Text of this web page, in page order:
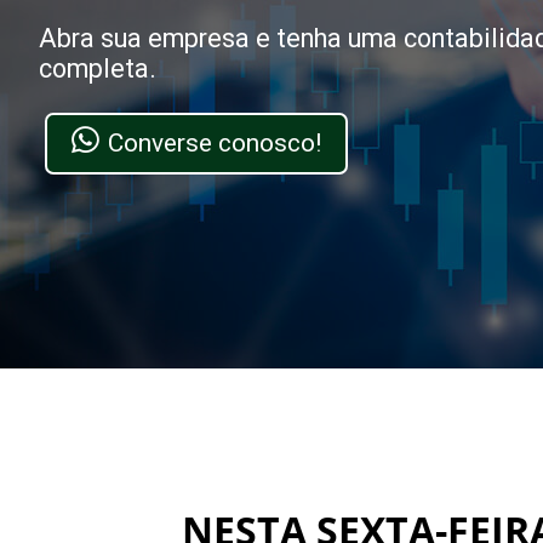
Abra sua empresa e tenha uma
completa.
Converse conosco!
NESTA SEXTA-